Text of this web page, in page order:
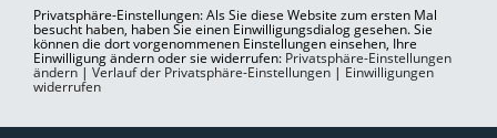
Privatsphäre-Einstellungen: Als Sie diese Website zum ersten Mal
besucht haben, haben Sie einen Einwilligungsdialog gesehen. Sie
können die dort vorgenommenen Einstellungen einsehen, Ihre
Einwilligung ändern oder sie widerrufen: Privatsphäre-Einstellungen
ändern| Verlauf der Privatsphäre-Einstellungen | Einwilligungen
widerrufen